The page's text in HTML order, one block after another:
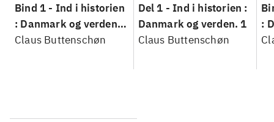
Bind 1 - Ind i historien
: Danmark og verden.
Bind 1 : 6. klasse
Claus Buttenschøn
Del 1 - Ind i historien :
Danmark og verden. 1
Claus Buttenschøn
: